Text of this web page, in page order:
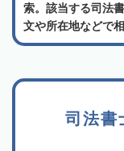
索。該当する司法
文や所在地などで
司法書